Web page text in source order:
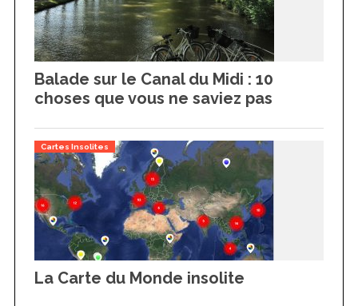
Balade sur le Canal du Midi : 10
choses que vous ne saviez pas
Cartes Insolites
La Carte du Monde insolite